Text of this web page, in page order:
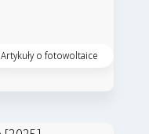
Artykuły o fotowoltaice